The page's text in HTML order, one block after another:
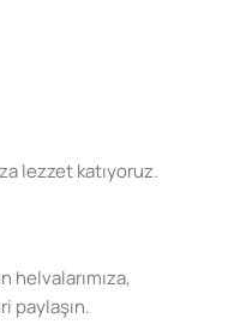
lezzet katıyoruz.
helvalarımıza,
paylaşın.